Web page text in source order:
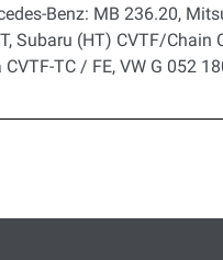
Benz: MB 236.20,
Subaru (HT) CVTF/Chain
TC / FE, VW G 052